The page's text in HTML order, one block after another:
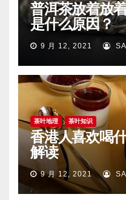
普洱茶放着放
是什么原因？
9 月 12, 2021
茶叶地理 茶叶知识
香港人喜欢喝
解读
9 月 12, 2021